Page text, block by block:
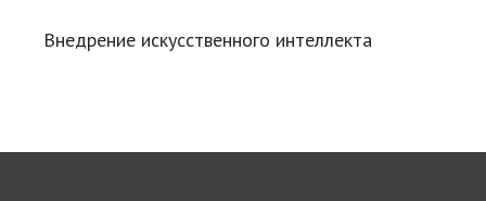
Внедрение искусственного интеллекта